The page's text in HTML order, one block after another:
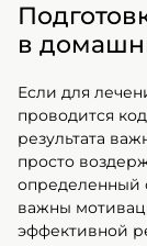
в
Если для
проводится
результата
просто
определенный
важны
эффективной